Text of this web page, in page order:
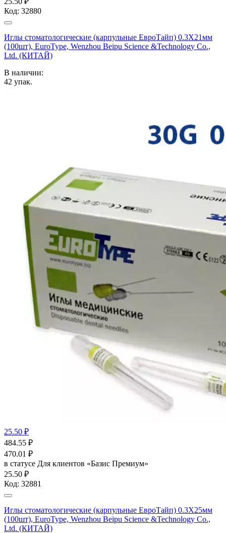
Код: 32880
Иглы стоматологические (карпульные ЕвроТайп) 0.3X21мм
(100шт), EuroType, Wenzhou Beipu Science &Technology Co.,
Ltd. (КИТАЙ)
В наличии:
42 упак.
25.50 ₽
484.55 ₽
470.01 ₽
в статусе Для клиентов «Базис Премиум»
25.50 ₽
Код: 32881
Иглы стоматологические (карпульные ЕвроТайп) 0.3X25мм
(100шт), EuroType, Wenzhou Beipu Science &Technology Co.,
Ltd. (КИТАЙ)